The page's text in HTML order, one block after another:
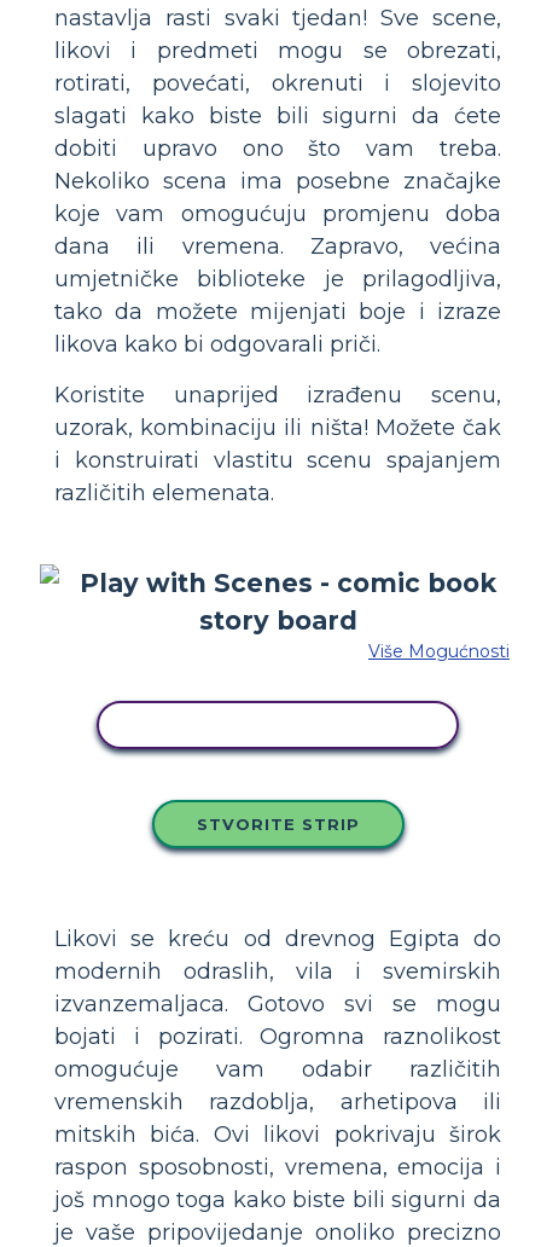
nastavlja rasti svaki tjedan! Sve scene,
likovi i predmeti mogu se obrezati,
rotirati, povećati, okrenuti i slojevito
slagati kako biste bili sigurni da ćete
dobiti upravo ono što vam treba.
Nekoliko scena ima posebne značajke
koje vam omogućuju promjenu doba
dana ili vremena. Zapravo, većina
umjetničke biblioteke je prilagodljiva,
tako da možete mijenjati boje i izraze
likova kako bi odgovarali priči.
Koristite unaprijed izrađenu scenu,
uzorak, kombinaciju ili ništa! Možete čak
i konstruirati vlastitu scenu spajanjem
različitih elemenata.
Više Mogućnosti
STVORITE STRIP
Likovi se kreću od drevnog Egipta do
modernih odraslih, vila i svemirskih
izvanzemaljaca. Gotovo svi se mogu
bojati i pozirati. Ogromna raznolikost
omogućuje vam odabir različitih
vremenskih razdoblja, arhetipova ili
mitskih bića. Ovi likovi pokrivaju širok
raspon sposobnosti, vremena, emocija i
još mnogo toga kako biste bili sigurni da
je vaše pripovijedanje onoliko precizno